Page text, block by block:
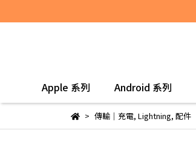
Apple 系列 Android 系列
傳輸｜充電, Lightning, 配件